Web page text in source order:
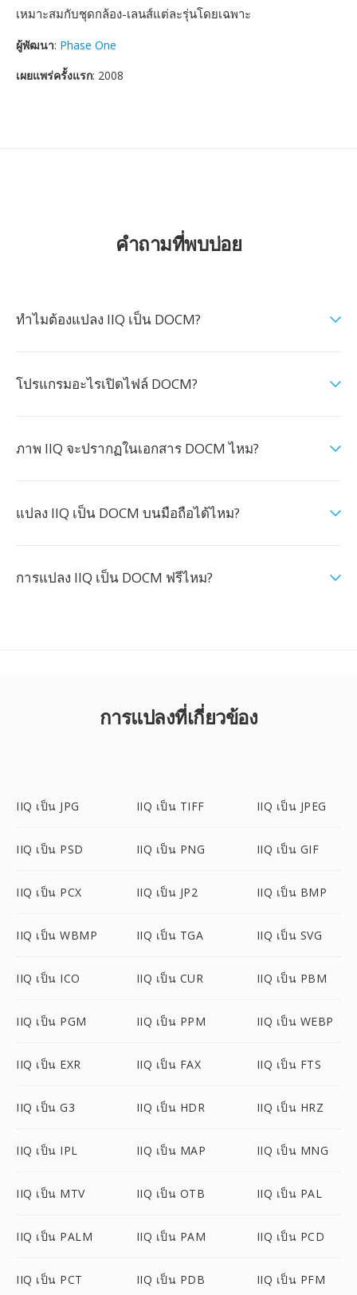
เหมาะสมกับชุดกล้อง-เลนส์แต่ละรุ่นโดยเฉพาะ
ผู้พัฒนา: Phase One
เผยแพร่ครั้งแรก: 2008
คำถามที่พบบ่อย
ทำไมต้องแปลง IIQ เป็น DOCM?
โปรแกรมอะไรเปิดไฟล์ DOCM?
ภาพ IIQ จะปรากฏในเอกสาร DOCM ไหม?
แปลง IIQ เป็น DOCM บนมือถือได้ไหม?
การแปลง IIQ เป็น DOCM ฟรีไหม?
การแปลงที่เกี่ยวข้อง
IIQ เป็น JPG IIQ เป็น TIFF IIQ เป็น JPEG
IIQ เป็น PSD IIQ เป็น PNG IIQ เป็น GIF
IIQ เป็น PCX IIQ เป็น JP2 IIQ เป็น BMP
IIQ เป็น WBMP IIQ เป็น TGA IIQ เป็น SVG
IIQ เป็น ICO IIQ เป็น CUR IIQ เป็น PBM
IIQ เป็น PGM IIQ เป็น PPM IIQ เป็น WEBP
IIQ เป็น EXR IIQ เป็น FAX IIQ เป็น FTS
IIQ เป็น G3 IIQ เป็น HDR IIQ เป็น HRZ
IIQ เป็น IPL IIQ เป็น MAP IIQ เป็น MNG
IIQ เป็น MTV IIQ เป็น OTB IIQ เป็น PAL
IIQ เป็น PALM IIQ เป็น PAM IIQ เป็น PCD
IIQ เป็น PCT IIQ เป็น PDB IIQ เป็น PFM